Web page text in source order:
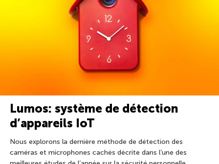
Lumos: système de détection
d’appareils IoT
Nous explorons la dernière méthode de détection des
caméras et microphones cachés décrite dans l’une des